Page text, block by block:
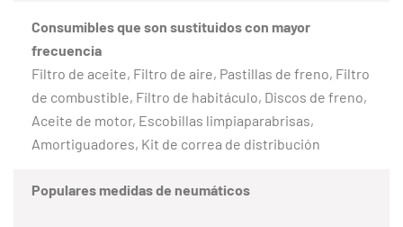
Consumibles que son sustituidos con mayor
frecuencia
Filtro de aceite, Filtro de aire, Pastillas de freno, Filtro
de combustible, Filtro de habitáculo, Discos de freno,
Aceite de motor, Escobillas limpiaparabrisas,
Amortiguadores, Kit de correa de distribución
Populares medidas de neumáticos